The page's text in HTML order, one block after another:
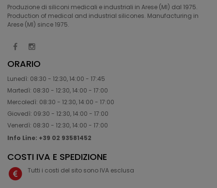
Produzione di siliconi medicali e industriali in Arese (MI) dal 1975.
Production of medical and industrial silicones. Manufacturing in
Arese (MI) since 1975.
ORARIO
Lunedì: 08:30 - 12:30, 14:00 - 17:45
Martedì: 08:30 - 12:30, 14:00 - 17:00
Mercoledì: 08:30 - 12:30, 14:00 - 17:00
Giovedì: 09:30 - 12:30, 14:00 - 17:00
Venerdì: 08:30 - 12:30, 14:00 - 17:00
Info Line: +39 02 93581452
COSTI IVA E SPEDIZIONE
Tutti i costi del sito sono IVA esclusa